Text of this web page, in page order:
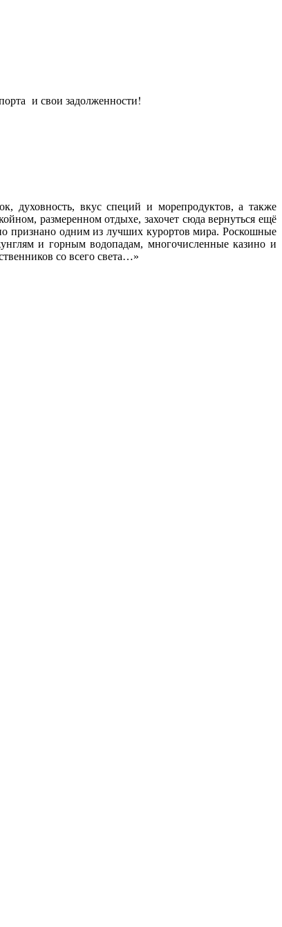
и свои задолженности!
духовность, вкус специй и морепродуктов, а также
размеренном отдыхе, захочет сюда вернуться ещё
признано одним из лучших курортов мира. Роскошные
и горным водопадам, многочисленные казино и
со всего света…»